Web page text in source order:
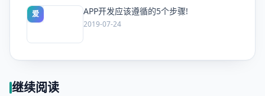
爱 APP开发应该遵循的5个步骤!
2019-07-24
继续阅读